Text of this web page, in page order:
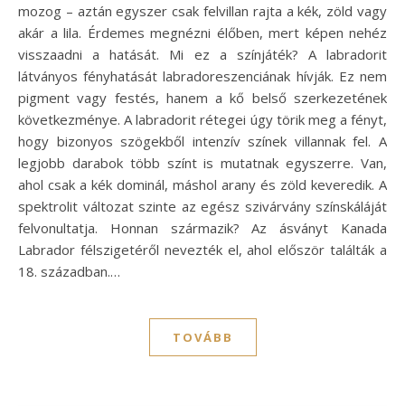
mozog – aztán egyszer csak felvillan rajta a kék, zöld vagy
akár a lila. Érdemes megnézni élőben, mert képen nehéz
visszaadni a hatását. Mi ez a színjáték? A labradorit
látványos fényhatását labradoreszenciának hívják. Ez nem
pigment vagy festés, hanem a kő belső szerkezetének
következménye. A labradorit rétegei úgy törik meg a fényt,
hogy bizonyos szögekből intenzív színek villannak fel. A
legjobb darabok több színt is mutatnak egyszerre. Van,
ahol csak a kék dominál, máshol arany és zöld keveredik. A
spektrolit változat szinte az egész szivárvány színskáláját
felvonultatja. Honnan származik? Az ásványt Kanada
Labrador félszigetéről nevezték el, ahol először találták a
18. században.…
TOVÁBB